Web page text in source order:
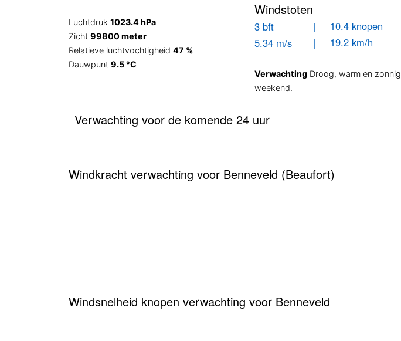
Windstoten
3 bft
| 10.4 knopen
5.34 m/s
| 19.2 km/h
Verwachting Droog, warm en zonnig
weekend.
Luchtdruk 1023.4 hPa
Zicht 99800 meter
Relatieve luchtvochtigheid 47 %
Dauwpunt 9.5 °C
Verwachting voor de komende 24 uur
Windkracht verwachting voor Benneveld (Beaufort)
Windsnelheid knopen verwachting voor Benneveld